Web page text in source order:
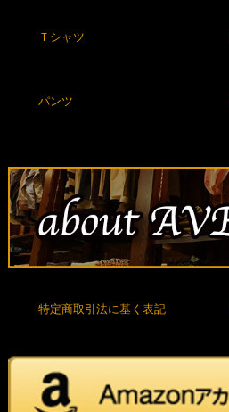
Ｔシャツ
パンツ
特定商取引法に基く表記